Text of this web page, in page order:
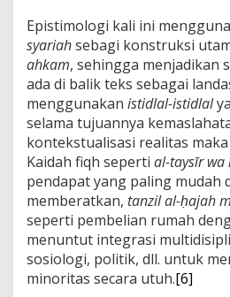
Epistimologi kali ini
syariahsebagi konstruksi
ahkam, sehingga menjadikan
ada di balik teks sebagai
menggunakan istidlal-istidlal
selama tujuannya
kontekstualisasi realitas
Kaidah fiqh seperti al-taysīr wa
pendapat yang paling mudah
memberatkan, tanzil al-ḥajah
seperti pembelian rumah
menuntut integrasi
sosiologi, politik, dll. untuk
minoritas secara utuh.[6]